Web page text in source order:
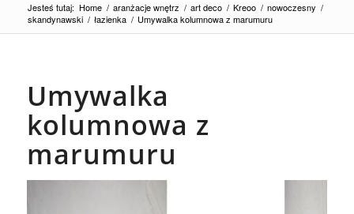
Jesteś tutaj: Home / aranżacje wnętrz / art deco / Kreoo / nowoczesny /
skandynawski / łazienka / Umywalka kolumnowa z marumuru
Umywalka
kolumnowa z
marumuru